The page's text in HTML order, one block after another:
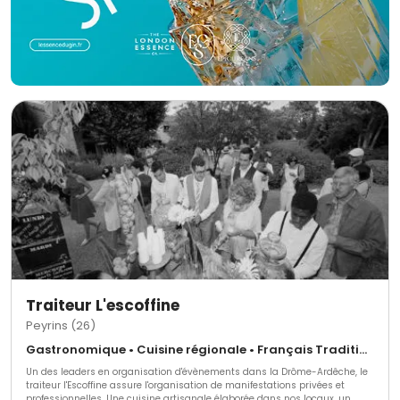
Traiteur L'escoffine
Peyrins (26)
Gastronomique • Cuisine régionale • Français Traditionnel
Un des leaders en organisation d'évènements dans la Drôme-Ardêche, le
traiteur l'Escoffine assure l'organisation de manifestations privées et